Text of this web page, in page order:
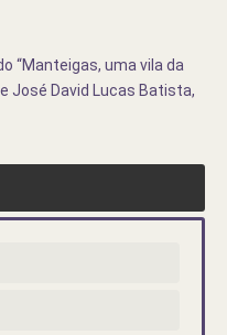
“Manteigas, uma vila da
José David Lucas Batista,